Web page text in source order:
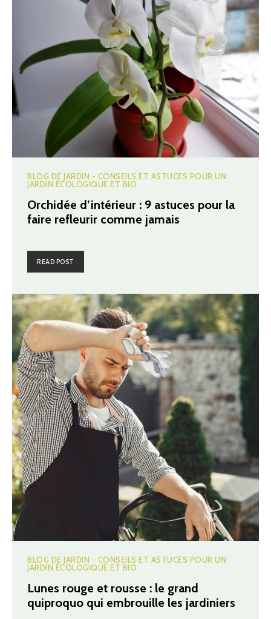
BLOG DE JARDIN - CONSEILS ET ASTUCES POUR UN
JARDIN ÉCOLOGIQUE ET BIO
Orchidée d’intérieur : 9 astuces pour la
faire refleurir comme jamais
READ POST
BLOG DE JARDIN - CONSEILS ET ASTUCES POUR UN
JARDIN ÉCOLOGIQUE ET BIO
Lunes rouge et rousse : le grand
quiproquo qui embrouille les jardiniers